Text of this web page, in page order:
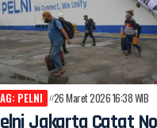
PELNI 26 Maret 2026 16:38 WIB
Jakarta Catat